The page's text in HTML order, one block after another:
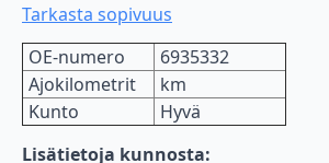
Tarkasta sopivuus
OE-numero
6935332
Ajokilometrit
km
Kunto
Hyvä
Lisätietoja kunnosta: